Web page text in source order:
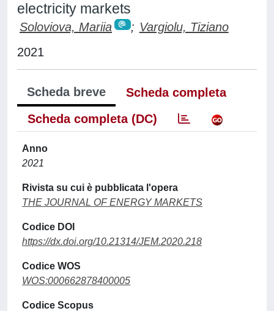
electricity markets
Soloviova, Mariia ; Vargiolu, Tiziano
2021
Scheda breve
Scheda completa
Scheda completa (DC)
Anno
2021
Rivista su cui è pubblicata l'opera
THE JOURNAL OF ENERGY MARKETS
Codice DOI
https://dx.doi.org/10.21314/JEM.2020.218
Codice WOS
WOS:000662878400005
Codice Scopus